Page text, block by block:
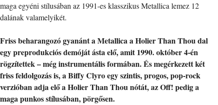
maga egyéni stílusában az 1991-es klasszikus Metallica lemez 12
dalának valamelyikét.
Friss beharangozó gyanánt a Metallica a Holier Than Thou dal
egy preprodukciós demóját ásta elő, amit 1990. október 4-én
rögzítettek – még instrumentális formában. És megérkezett két
friss feldolgozás is, a Biffy Clyro egy szintis, progos, pop-rock
verzióban adja elő a Holier Than Thou nótát, az Off! pedig a
maga punkos stílusában, pörgősen.